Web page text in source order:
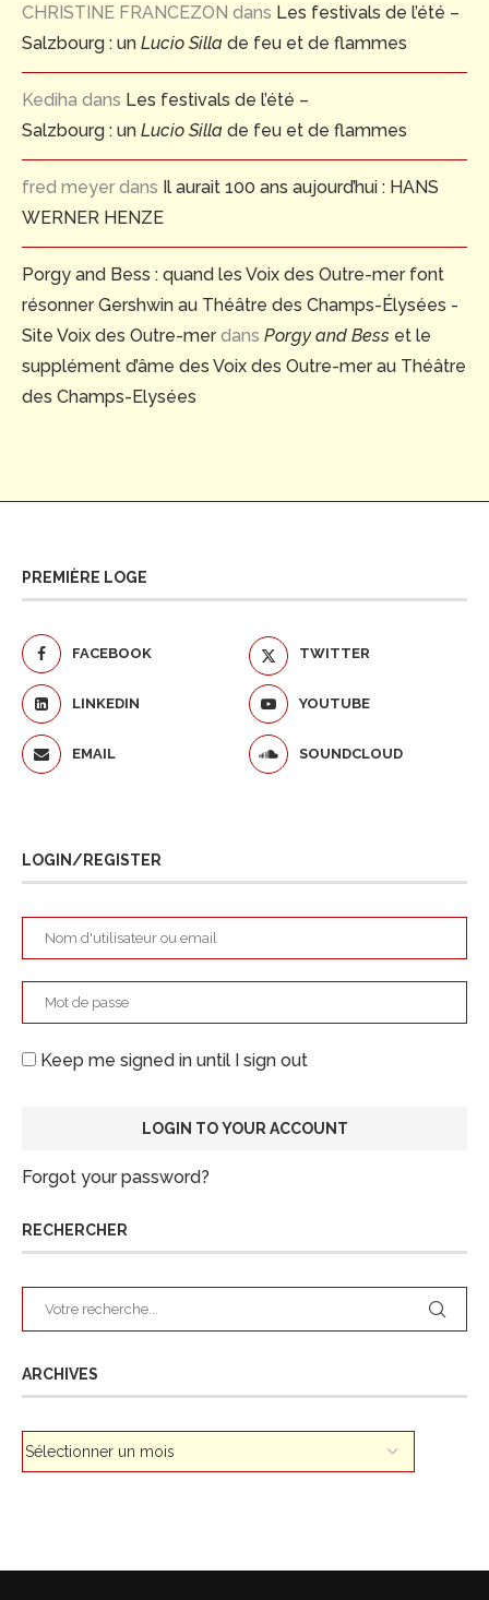
CHRISTINE FRANCEZON dans Les festivals de l’été –
Salzbourg : un Lucio Silla de feu et de flammes
Kediha dans Les festivals de l’été –
Salzbourg : un Lucio Silla de feu et de flammes
fred meyer dans Il aurait 100 ans aujourd’hui : HANS
WERNER HENZE
Porgy and Bess : quand les Voix des Outre-mer font
résonner Gershwin au Théâtre des Champs-Élysées -
Site Voix des Outre-merdans Porgy and Bess et le
supplément d’âme des Voix des Outre-mer au Théâtre
des Champs-Elysées
PREMIÈRE LOGE
FACEBOOK TWITTER
LINKEDIN YOUTUBE
EMAIL SOUNDCLOUD
LOGIN/REGISTER
Keep me signed in until I sign out
Forgot your password?
RECHERCHER
ARCHIVES